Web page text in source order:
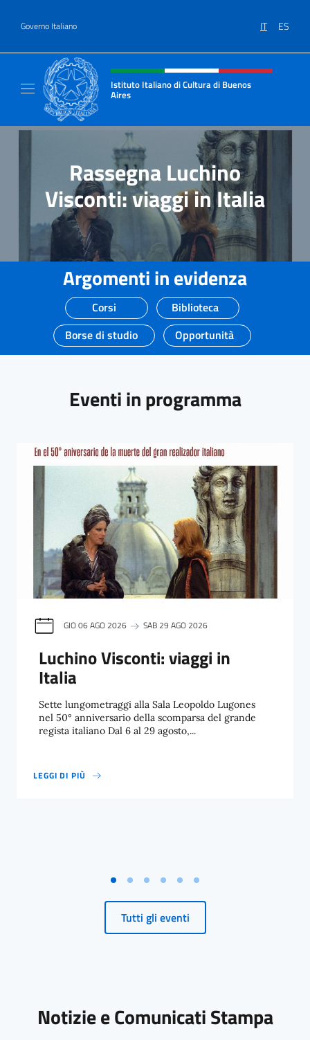
Governo Italiano IT ES
Intestazione sito, social e menù
Istituto Italiano di Cultura di Buenos
Aires
Rassegna Luchino
Visconti: viaggi in Italia
Argomenti in evidenza
Corsi
Biblioteca
Borse di studio
Opportunità
Eventi in programma
GIO 06 AGO 2026 SAB 29 AGO 2026
Luchino Visconti: viaggi in
Italia
Sette lungometraggi alla Sala Leopoldo Lugones
nel 50° anniversario della scomparsa del grande
regista italiano Dal 6 al 29 agosto,...
LEGGI DI PIÙ
LUCHINO VISCONTI: VIAGGI IN ITALIA
Tutti gli eventi
Notizie e Comunicati Stampa